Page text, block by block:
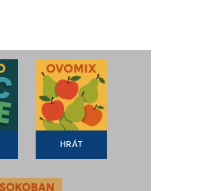
HRÁT